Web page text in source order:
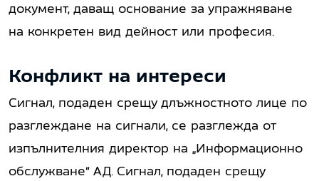
документ, даващ основание за упражняване
на конкретен вид дейност или професия.
Конфликт на интереси
Сигнал, подаден срещу длъжностното лице по
разглеждане на сигнали, се разглежда от
изпълнителния директор на „Информационно
обслужване“ АД. Сигнал, подаден срещу